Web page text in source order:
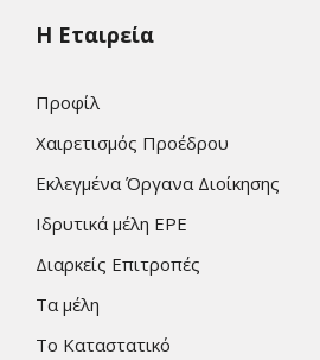
Η Εταιρεία
Προφίλ
Χαιρετισμός Προέδρου
Εκλεγμένα Όργανα Διοίκησης
Ιδρυτικά μέλη ΕΡΕ
Διαρκείς Επιτροπές
Τα μέλη
Το Καταστατικό